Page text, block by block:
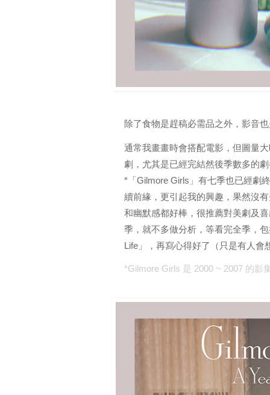
除了食物是趕稿必需品之外，影音
通常我畫畫時會搭配電影，但圖量
劇，尤其是已經完結然後季數多的
*「Gilmore Girls」有七季也已經劇
續前緣，更引起我的興趣，果然沒
和幽默感都好棒，很推薦對美劇及
季，就不多做分析，等看完全季，
Life」，再寫心得好了（只是有人
*Gilmore Girls 是 2000 ~ 2007 的影